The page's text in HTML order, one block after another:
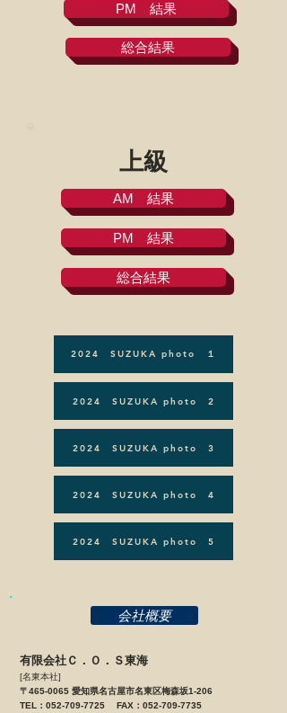
PM 結果
総合結果
上級
AM 結果
PM 結果
総合結果
2024 SUZUKA photo １
2024 SUZUKA photo 2
2024 SUZUKA photo 3
2024 SUZUKA photo 4
2024 SUZUKA photo 5
会社概要
有限会社Ｃ．Ｏ．Ｓ東海
[名東本社]
〒465-0065 愛知県名古屋市名東区梅森坂1-206
TEL：052-709-7725 FAX：052-709-7735